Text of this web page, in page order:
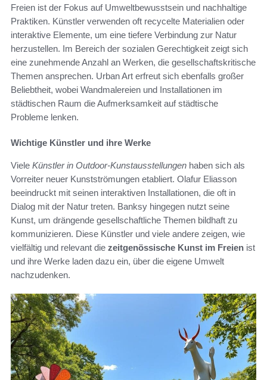
Freien ist der Fokus auf Umweltbewusstsein und nachhaltige
Praktiken. Künstler verwenden oft recycelte Materialien oder
interaktive Elemente, um eine tiefere Verbindung zur Natur
herzustellen. Im Bereich der sozialen Gerechtigkeit zeigt sich
eine zunehmende Anzahl an Werken, die gesellschaftskritische
Themen ansprechen. Urban Art erfreut sich ebenfalls großer
Beliebtheit, wobei Wandmalereien und Installationen im
städtischen Raum die Aufmerksamkeit auf städtische
Probleme lenken.
Wichtige Künstler und ihre Werke
Viele Künstler in Outdoor-Kunstausstellungen haben sich als
Vorreiter neuer Kunstströmungen etabliert. Olafur Eliasson
beeindruckt mit seinen interaktiven Installationen, die oft in
Dialog mit der Natur treten. Banksy hingegen nutzt seine
Kunst, um drängende gesellschaftliche Themen bildhaft zu
kommunizieren. Diese Künstler und viele andere zeigen, wie
vielfältig und relevant die zeitgenössische Kunst im Freien ist
und ihre Werke laden dazu ein, über die eigene Umwelt
nachzudenken.